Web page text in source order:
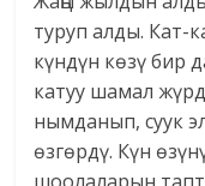
туруп алды. Кат-
күндүн көзү бир
катуу шамал
нымданып, суук
өзгөрдү. Күн